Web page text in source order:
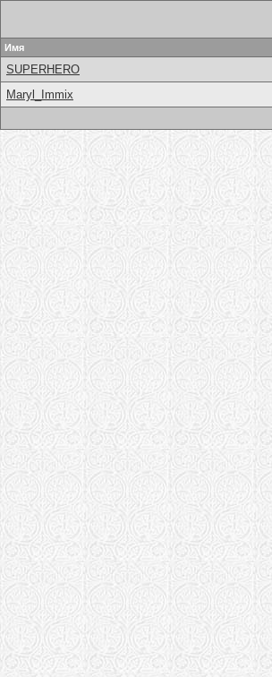
Имя
SUPERHERO
Maryl_Immix